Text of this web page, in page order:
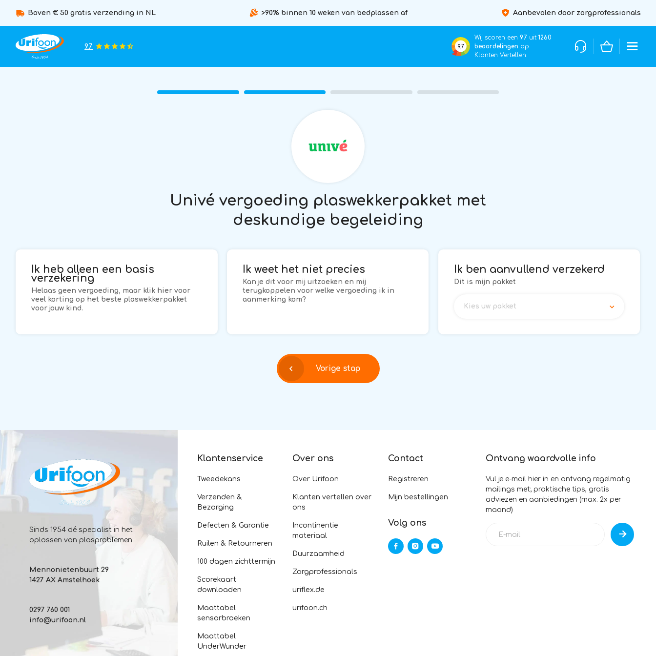
Boven € 50 gratis verzending in NL >90% binnen 10 weken van bedplassen af Aanbevolen door zorgprofessionals
9.7 9,7
Wij scoren een 9.7 uit 1260
beoordelingen op
Klanten Vertellen.
Univé vergoeding plaswekkerpakket met
deskundige begeleiding
Ik heb alleen een basis
verzekering
Helaas geen vergoeding, maar klik hier voor
veel korting op het beste plaswekkerpakket
voor jouw kind.
Ik weet het niet precies
Kan je dit voor mij uitzoeken en mij
terugkoppelen voor welke vergoeding ik in
aanmerking kom?
Ik ben aanvullend verzekerd
Dit is mijn pakket
Kies uw pakket
Vorige stap
Sinds 1954 dé specialist in het
oplossen van plasproblemen
Mennonietenbuurt 29
1427 AX Amstelhoek
0297 760 001
info@urifoon.nl
Klantenservice
Tweedekans
Verzenden &
Bezorging
Defecten & Garantie
Ruilen & Retourneren
100 dagen zichttermijn
Scorekaart
downloaden
Maattabel
sensorbroeken
Maattabel
UnderWunder
Over ons
Over Urifoon
Klanten vertellen over
ons
Incontinentie
materiaal
Duurzaamheid
Zorgprofessionals
uriflex.de
urifoon.ch
Contact
Registreren
Mijn bestellingen
Volg ons
Ontvang waardvolle info
Vul je e-mail hier in en ontvang regelmatig
mailings met; praktische tips, gratis
adviezen en aanbiedingen (max. 2x per
maand)